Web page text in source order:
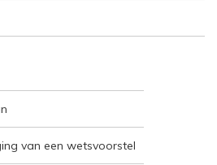
van een wetsvoorstel